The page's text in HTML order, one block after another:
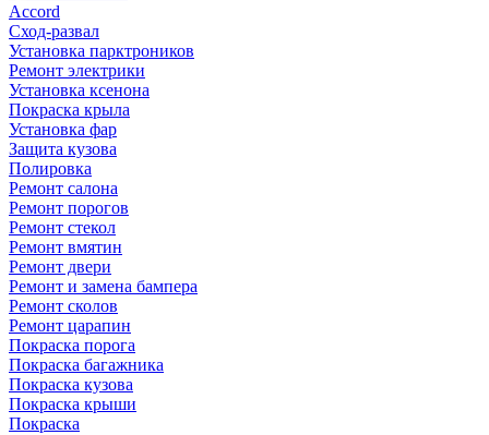
Accord
Сход-развал
Установка парктроников
Ремонт электрики
Установка ксенона
Покраска крыла
Установка фар
Защита кузова
Полировка
Ремонт салона
Ремонт порогов
Ремонт стекол
Ремонт вмятин
Ремонт двери
Ремонт и замена бампера
Ремонт сколов
Ремонт царапин
Покраска порога
Покраска багажника
Покраска кузова
Покраска крыши
Покраска